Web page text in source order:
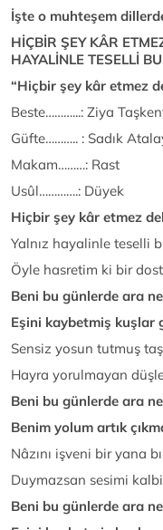
İşte o muhteşem
HİÇBİR ŞEY KÂR
HAYALİNLE TESELLİ
“Hiçbir şey kâr etmez
Beste………...: Ziya
Güfte……….. : Sadık
Makam………: Rast
Usûl………….: Düyek
Hiçbir şey kâr etmez
Yalnız hayalinle teselli
Öyle hasretim ki bir
Beni bu günlerde ara
Eşini kaybetmiş kuşlar
Sensiz yosun tutmuş
Hayra yorulmayan
Beni bu günlerde ara
Benim yolum artık
Nâzını işveni bir yana
Duymazsan sesimi
Beni bu günlerde ara